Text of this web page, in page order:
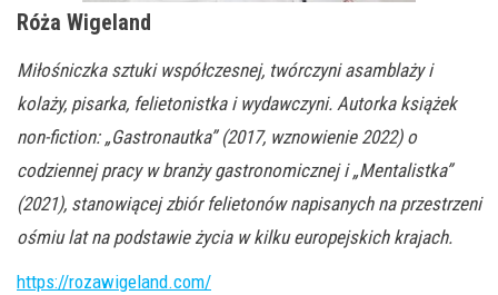
Róża Wigeland
Miłośniczka sztuki współczesnej, twórczyni asamblaży i
kolaży, pisarka, felietonistka i wydawczyni. Autorka książek
non-fiction: „Gastronautka” (2017, wznowienie 2022) o
codziennej pracy w branży gastronomicznej i „Mentalistka”
(2021), stanowiącej zbiór felietonów napisanych na przestrzeni
ośmiu lat na podstawie życia w kilku europejskich krajach.
https://rozawigeland.com/